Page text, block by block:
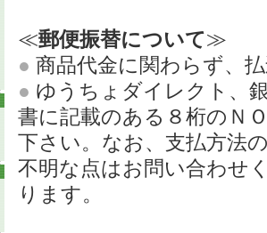
≪郵便振替について≫
● 商品代金に関わらず、
● ゆうちょダイレクト、
書に記載のある８桁のＮ
下さい。なお、支払方法
不明な点はお問い合わせ
ります。